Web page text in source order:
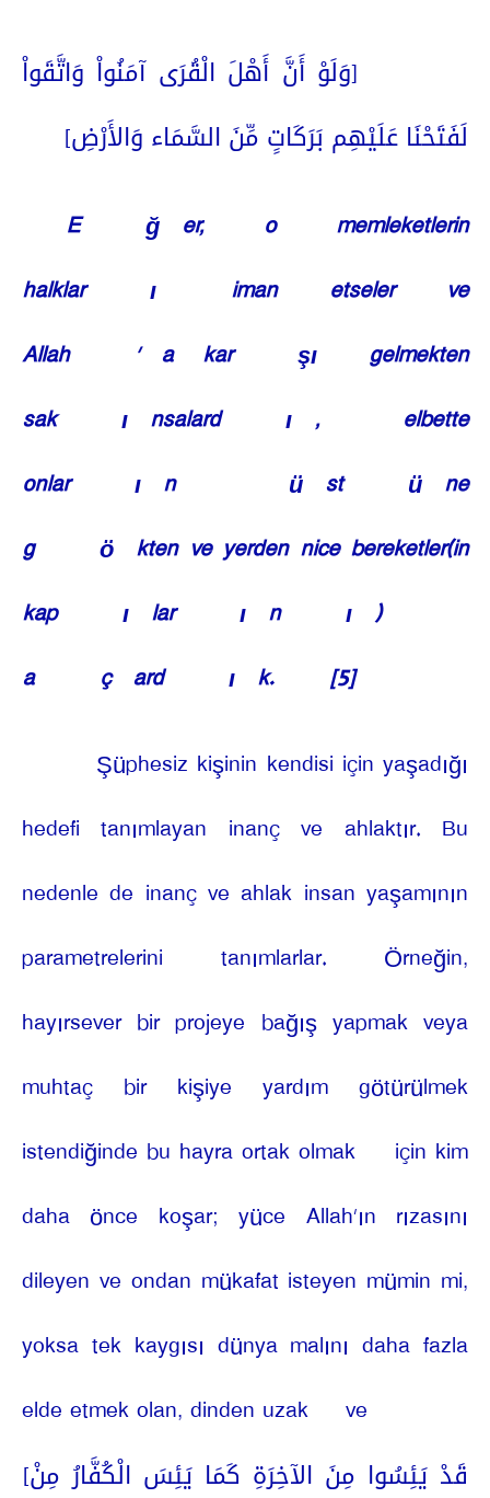
[وَلَوْ أَنَّ أَهْلَ الْقُرَى آمَنُواْ وَاتَّقَواْ
لَفَتَحْنَا عَلَيْهِم بَرَكَاتٍ مِّنَ السَّمَاء وَالأَرْضِ]
E ğ er, o memleketlerin
halklar
ı
iman etseler ve
Allah
’ a kar şı
gelmekten
sak
ı nsalard ı , elbette
onlar
ı n ü st ü ne
g
ö kten ve yerden nice bereketler(in
kap
ı lar ı n ı )
a
ç ard ı k.
[5]
Şüphesiz kişinin kendisi için yaşadığı
hedefi tanımlayan inanç ve ahlaktır. Bu
nedenle de inanç ve ahlak insan yaşamının
parametrelerini tanımlarlar. Örneğin,
hayırsever bir projeye bağış yapmak veya
muhtaç bir kişiye yardım götürülmek
istendiğinde bu hayra ortak olmak
için kim
daha önce koşar; yüce Allah’ın rızasını
dileyen ve ondan mükafat isteyen mümin mi,
yoksa tek kaygısı dünya malını daha fazla
elde etmek olan, dinden uzak
ve
[قَدْ يَئِسُوا مِنَ الآخِرَةِ كَمَا يَئِسَ الْكُفَّارُ مِنْ